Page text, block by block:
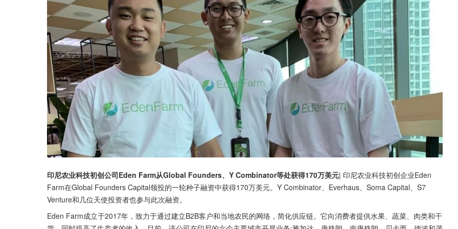
印尼农业科技初创公司Eden Farm从Global Founders、Y Combinator等处获得170万美元| 印尼农业科技初创企业Eden
Farm在Global Founders Capital领投的一轮种子融资中获得170万美元。Y Combinator、Everhaus、Soma Capital、S7
Venture和几位天使投资者也参与此次融资。
Eden Farm成立于2017年，致力于通过建立B2B客户和当地农民的网络，简化供应链。它向消费者提供水果、蔬菜、肉类和干